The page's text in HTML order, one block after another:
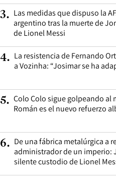
3. Las medidas que dispuso la
argentino tras la muerte de
de Lionel Messi
4. La resistencia de Fernando
a Vozinha: “Josimar se ha
5. Colo Colo sigue golpeando al
Román es el nuevo refuerzo
6. De una fábrica metalúrgica a
administrador de un imperio:
silente custodio de Lionel